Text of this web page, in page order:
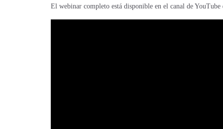
El webinar completo está disponible en el canal de YouTube